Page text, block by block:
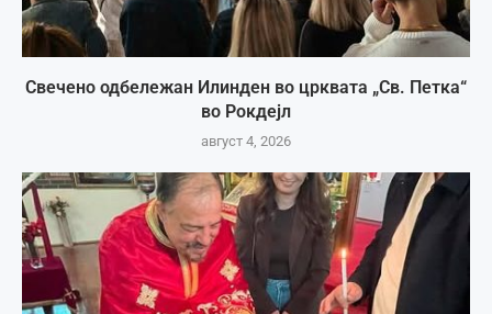
Свечено одбележан Илинден во црквата „Св. Петка“
во Рокдејл
август 4, 2026